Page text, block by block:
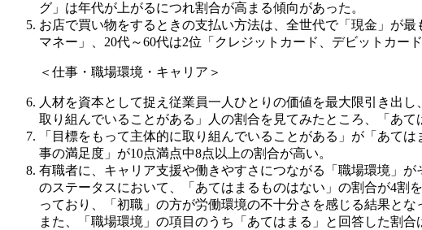
グ」は年代が上がるにつれ割合が高まる傾向があった。
お店で買い物をするときの支払い方法は、全世代で「現金」が
マネー」、20代～60代は2位「クレジットカード、デビットカー
＜仕事・職場環境・キャリア＞
人材を資本として捉え従業員一人ひとりの価値を最大限引き出
取り組んでいることがある」人の割合を見てみたところ、「あて
「目標をもって主体的に取り組んでいることがある」が「あて
事の満足度」が10点満点中8点以上の割合が高い。
有職者に、キャリア支援や働きやすさにつながる「職場環境」
のステータスにおいて、「あてはまるものはない」の割合が4割
っており、「初職」の方が労働環境の不十分さを感じる結果とな
また、「職場環境」の項目のうち「あてはまる」と回答した割合